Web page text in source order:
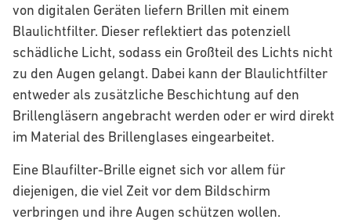
von digitalen Geräten liefern Brillen mit einem
Blaulichtfilter. Dieser reflektiert das potenziell
schädliche Licht, sodass ein Großteil des Lichts nicht
zu den Augen gelangt. Dabei kann der Blaulichtfilter
entweder als zusätzliche Beschichtung auf den
Brillengläsern angebracht werden oder er wird direkt
im Material des Brillenglases eingearbeitet.
Eine Blaufilter-Brille eignet sich vor allem für
diejenigen, die viel Zeit vor dem Bildschirm
verbringen und ihre Augen schützen wollen.